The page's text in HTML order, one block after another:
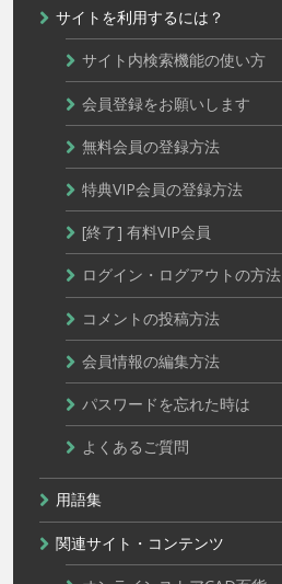
サイトを利用するには？
サイト内検索機能の使い方
会員登録をお願いします
無料会員の登録方法
特典VIP会員の登録方法
[終了] 有料VIP会員
ログイン・ログアウトの方法
コメントの投稿方法
会員情報の編集方法
パスワードを忘れた時は
よくあるご質問
用語集
関連サイト・コンテンツ